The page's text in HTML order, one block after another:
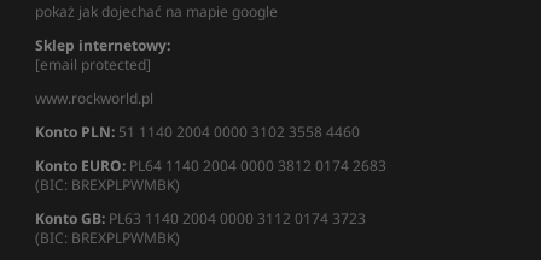
pokaż jak dojechać na mapie google
Sklep internetowy:
[email protected]
www.rockworld.pl
Konto PLN: 51 1140 2004 0000 3102 3558 4460
Konto EURO: PL64 1140 2004 0000 3812 0174 2683
(BIC: BREXPLPWMBK)
Konto GB: PL63 1140 2004 0000 3112 0174 3723
(BIC: BREXPLPWMBK)